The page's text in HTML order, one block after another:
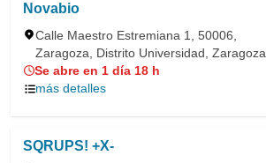
Novabio
Calle Maestro Estremiana 1, 50006,
Zaragoza, Distrito Universidad, Zaragoza
Se abre en 1 día 18 h
más detalles
SQRUPS! +X-